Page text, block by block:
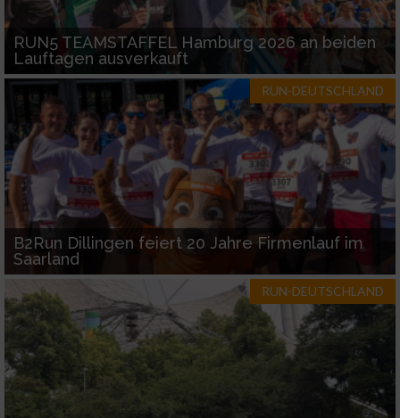
RUN5 TEAMSTAFFEL Hamburg 2026 an beiden
Lauftagen ausverkauft
RUN-DEUTSCHLAND
B2Run Dillingen feiert 20 Jahre Firmenlauf im
Saarland
RUN-DEUTSCHLAND